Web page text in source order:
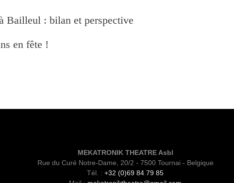
Bailleul : bilan et perspective
en fête !
MEKATRONIK THEATRE Asbl
Rue du Curé Notre-Dame, 20/2 - 7500 Tournai - Belgique
Tél. : +32 (0)69 84 79 85